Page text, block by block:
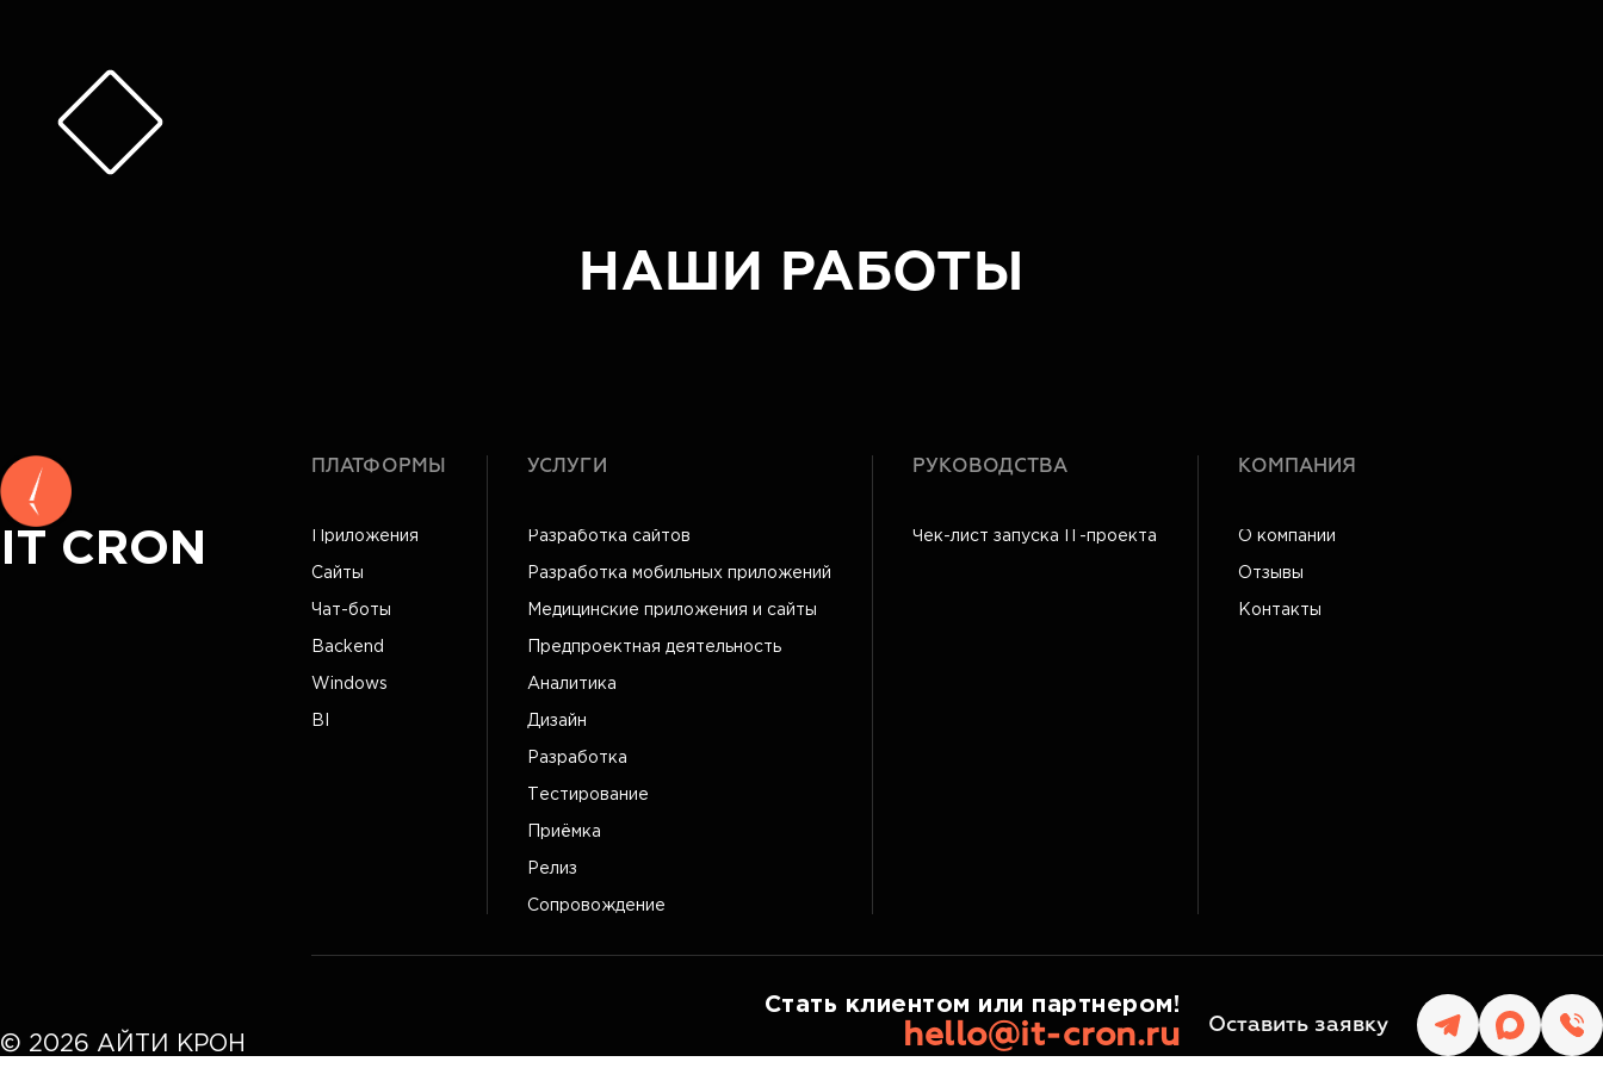
НАШИ РАБОТЫ
IT CRON
© 2026 АЙТИ КРОН
ПЛАТФОРМЫ
Приложения
Сайты
Чат-боты
Backend
Windows
BI
УСЛУГИ
Разработка сайтов
Разработка мобильных приложений
Медицинские приложения и сайты
Предпроектная деятельность
Аналитика
Дизайн
Разработка
Тестирование
Приёмка
Релиз
Сопровождение
РУКОВОДСТВА
Чек-лист запуска IT-проекта
КОМПАНИЯ
О компании
Отзывы
Контакты
Стать клиентом или партнером!
hello@it-cron.ru Оставить заявку